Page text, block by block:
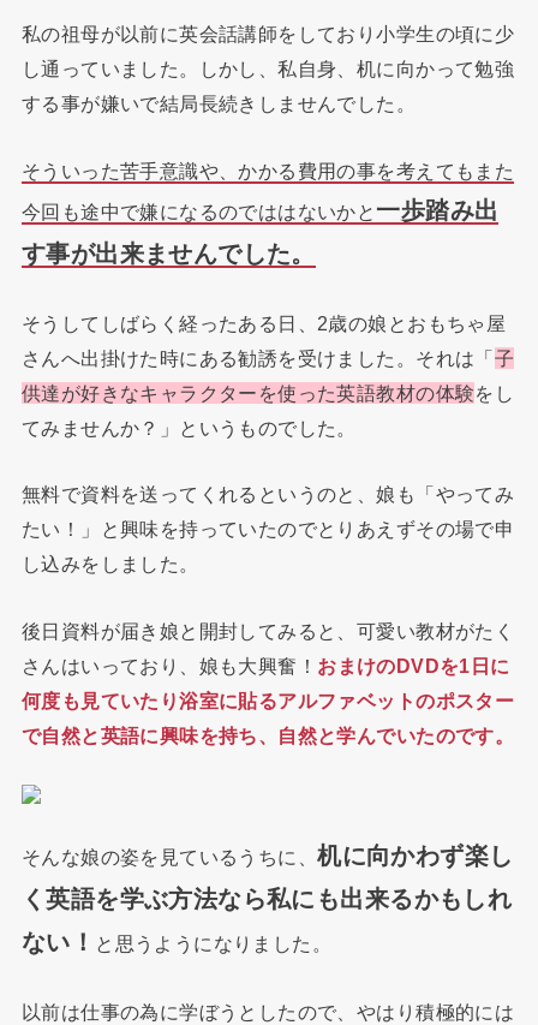
私の祖母が以前に英会話講師をしており小学生の頃に少
し通っていました。しかし、私自身、机に向かって勉強
する事が嫌いで結局長続きしませんでした。
そういった苦手意識や、かかる費用の事を考えてもまた
今回も途中で嫌になるのでははないかと 一歩踏み出
す事が出来ませんでした。
そうしてしばらく経ったある日、2歳の娘とおもちゃ屋
さんへ出掛けた時にある勧誘を受けました。それは「子
供達が好きなキャラクターを使った英語教材の体験をし
てみませんか？」というものでした。
無料で資料を送ってくれるというのと、娘も「やってみ
たい！」と興味を持っていたのでとりあえずその場で申
し込みをしました。
後日資料が届き娘と開封してみると、可愛い教材がたく
さんはいっており、娘も大興奮！ おまけのDVDを1日に
何度も見ていたり浴室に貼るアルファベットのポスター
で自然と英語に興味を持ち、自然と学んでいたのです。
そんな娘の姿を見ているうちに、机に向かわず楽し
く英語を学ぶ方法なら私にも出来るかもしれ
ない！ と思うようになりました。
以前は仕事の為に学ぼうとしたので、やはり積極的には